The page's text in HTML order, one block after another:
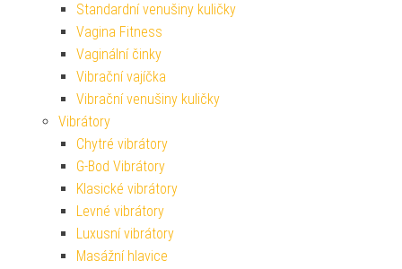
Standardní venušiny kuličky
Vagina Fitness
Vaginální činky
Vibrační vajíčka
Vibrační venušiny kuličky
Vibrátory
Chytré vibrátory
G-Bod Vibrátory
Klasické vibrátory
Levné vibrátory
Luxusní vibrátory
Masážní hlavice